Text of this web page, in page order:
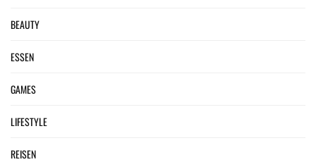
BEAUTY
ESSEN
GAMES
LIFESTYLE
REISEN